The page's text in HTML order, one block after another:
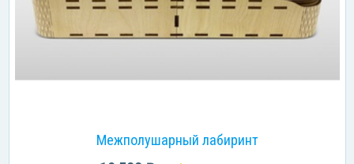
Межполушарный лабиринт